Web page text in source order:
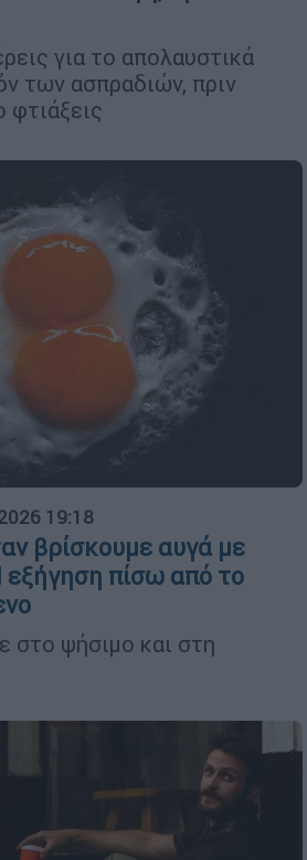
για το απολαυστικά
των ασπραδιών, πριν
φτιάξεις
19:18
βρίσκουμε αυγά με
πίσω από το
στο ψήσιμο και στη